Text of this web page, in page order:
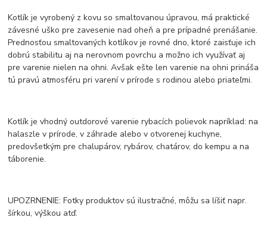
Kotlík je vyrobený z kovu so smaltovanou úpravou, má praktické
závesné uško pre zavesenie nad oheň a pre prípadné prenášanie.
Prednosťou smaltovaných kotlíkov je rovné dno, ktoré zaisťuje ich
dobrú stabilitu aj na nerovnom povrchu a možno ich využívať aj
pre varenie nielen na ohni. Avšak ešte len varenie na ohni prináša
tú pravú atmosféru pri varení v prírode s rodinou alebo priateľmi.
Kotlík je vhodný outdorové varenie rybacích polievok napríklad: na
halaszle v prírode, v záhrade alebo v otvorenej kuchyne,
predovšetkým pre chalupárov, rybárov, chatárov, do kempu a na
táborenie.
UPOZRNENIE: Fotky produktov sú ilustračné, môžu sa líšiť napr.
šírkou, výškou atď.